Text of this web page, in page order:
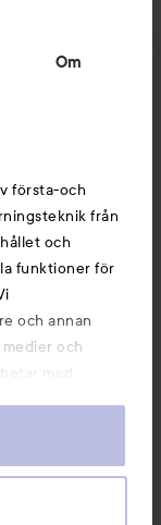
Om
första-och
från
och
funktioner för
och annan
och
med.
som de har
webbplats.
för